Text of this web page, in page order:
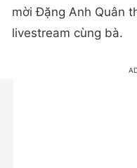
mời Đặng Anh Quân
livestream cùng bà.